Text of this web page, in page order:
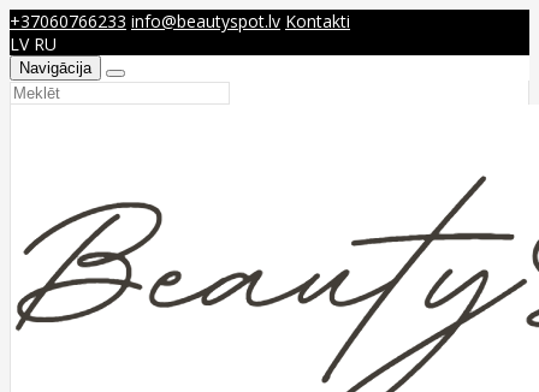
+37060766233 info@beautyspot.lv Kontakti
LV RU
Navigācija